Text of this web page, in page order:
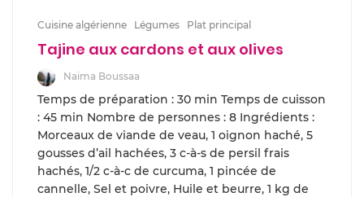
Cuisine algérienne Légumes Plat principal
Tajine aux cardons et aux olives
Naima Boussaa
Temps de préparation : 30 min Temps de cuisson
: 45 min Nombre de personnes : 8 Ingrédients :
Morceaux de viande de veau, 1 oignon haché, 5
gousses d’ail hachées, 3 c-à-s de persil frais
hachés, 1/2 c-à-c de curcuma, 1 pincée de
cannelle, Sel et poivre, Huile et beurre, 1 kg de